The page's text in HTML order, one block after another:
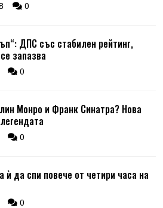
0
ДПС със стабилен рейтинг,
запазва
0
Монро и Франк Синатра? Нова
0
ѝ да спи повече от четири часа на
0